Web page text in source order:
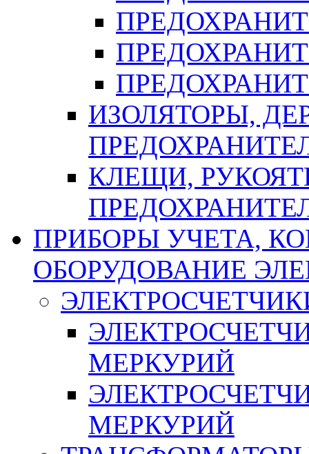
ИЗОЛЯТОРЫ,
КЛЕЩИ,
ПРИБОРЫ УЧЕТА,
ОБОРУДОВАНИЕ
МЕРКУРИЙ
МЕРКУРИЙ